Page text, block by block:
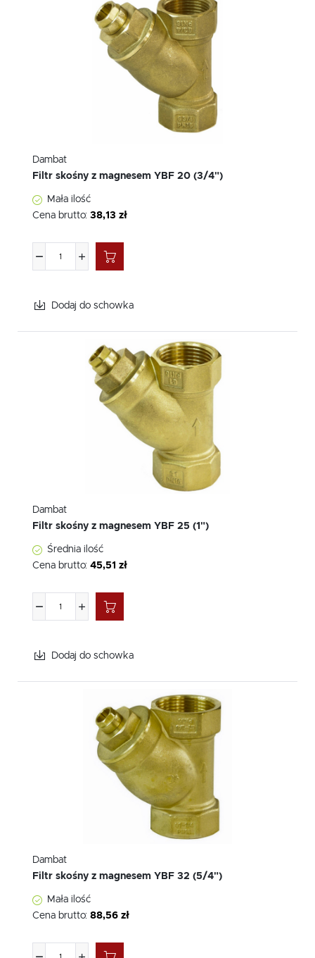
Dambat
Filtr skośny z magnesem YBF 20 (3/4")
Mała ilość
Cena brutto: 38,13 zł
Dodaj do schowka
Dambat
Filtr skośny z magnesem YBF 25 (1")
Średnia ilość
Cena brutto: 45,51 zł
Dodaj do schowka
Dambat
Filtr skośny z magnesem YBF 32 (5/4")
Mała ilość
Cena brutto: 88,56 zł